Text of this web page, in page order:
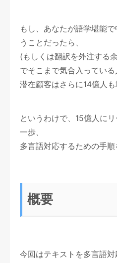
もし、あなたが語学堪能
うことだったら、
(もしくは翻訳を外注する
でそこまで気合入ってい
潜在顧客はさらに14億人も
というわけで、15億人に
一歩、
多言語対応するための手順
概要
今回はテキストを多言語